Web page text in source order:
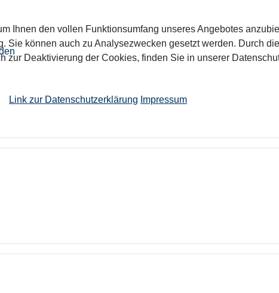
Ihnen den vollen Funktionsumfang unseres Angebotes
können auch zu Analysezwecken gesetzt werden. Durch
zur Deaktivierung der Cookies, finden Sie in unserer
Link zur Datenschutzerklärung Impressum